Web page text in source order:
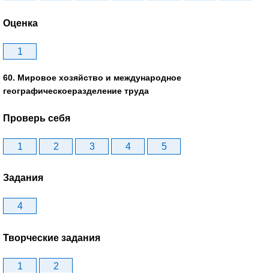
Оценка
1
60. Мировое хозяйство и международное
географическоеразделение труда
Проверь себя
1 2 3 4 5
Задания
4
Творческие задания
1 2